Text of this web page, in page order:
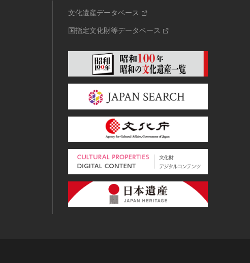
文化遺産データベース
国指定文化財等データベース